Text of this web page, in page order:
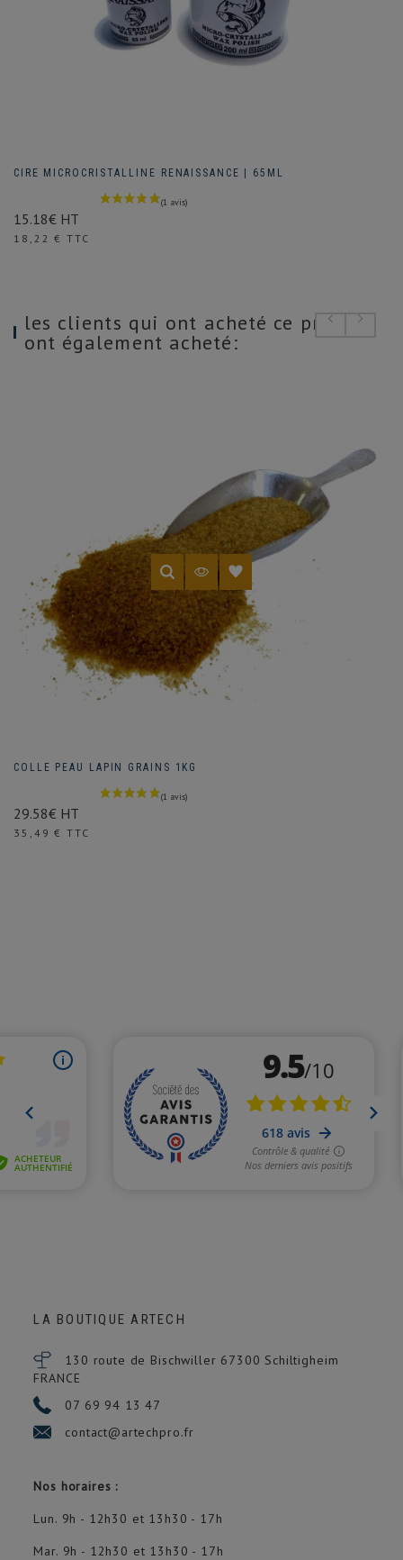
CIRE MICROCRISTALLINE RENAISSANCE | 65ML
15.18€ HT
Prix
18,22 € TTC
les clients qui ont acheté ce produit
ont également acheté:
COLLE PEAU LAPIN GRAINS 1KG
29.58€ HT
Prix
35,49 € TTC
LA BOUTIQUE ARTECH
130 route de Bischwiller 67300 Schiltigheim
FRANCE
07 69 94 13 47
contact@artechpro.fr
Nos horaires :
Lun. 9h - 12h30 et 13h30 - 17h
Mar. 9h - 12h30 et 13h30 - 17h